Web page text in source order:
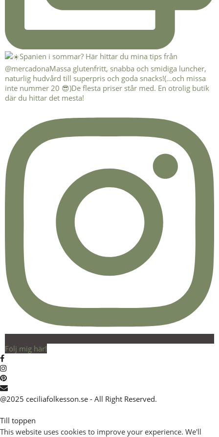
Följ mig här!
@2025 ceciliafolkesson.se - All Right Reserved.
Till toppen
This website uses cookies to improve your experience. We'll